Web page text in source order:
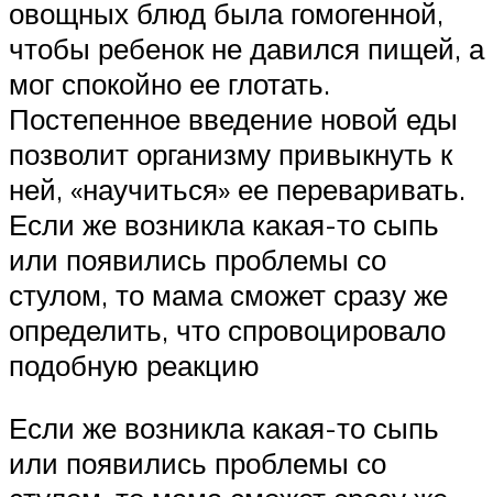
овощных блюд была гомогенной,
чтобы ребенок не давился пищей, а
мог спокойно ее глотать.
Постепенное введение новой еды
позволит организму привыкнуть к
ней, «научиться» ее переваривать.
Если же возникла какая-то сыпь
или появились проблемы со
стулом, то мама сможет сразу же
определить, что спровоцировало
подобную реакцию
Если же возникла какая-то сыпь
или появились проблемы со